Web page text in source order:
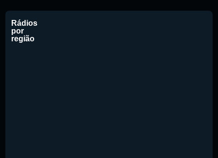
Rádios
por
região